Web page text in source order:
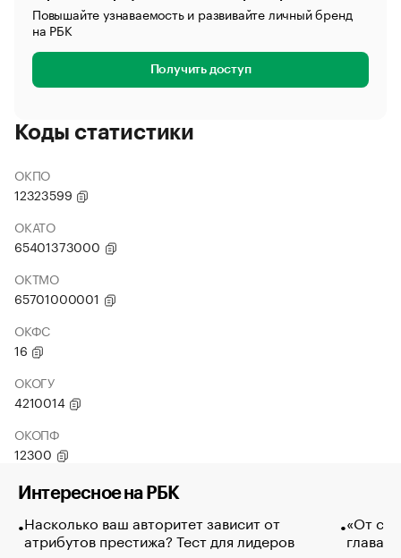
Повышайте узнаваемость и развивайте личный бренд
на РБК
Получить доступ
Коды статистики
ОКПО
12323599
ОКАТО
65401373000
ОКТМО
65701000001
ОКФС
16
ОКОГУ
4210014
ОКОПФ
12300
Интересное на РБК
Насколько ваш авторитет зависит от
атрибутов престижа? Тест для лидеров
«От
глава